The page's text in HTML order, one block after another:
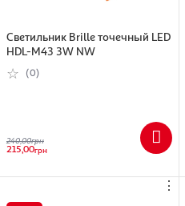
Cветильник Brille точечный LED
HDL-M43 3W NW
(0)
240,00грн
215,00грн
⋮